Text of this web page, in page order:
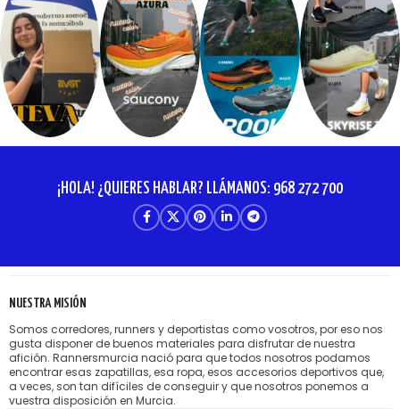
¡HOLA! ¿QUIERES HABLAR? LLÁMANOS: 968 272 700
NUESTRA MISIÓN
Somos corredores, runners y deportistas como vosotros, por eso nos
gusta disponer de buenos materiales para disfrutar de nuestra
afición. Rannersmurcia nació para que todos nosotros podamos
encontrar esas zapatillas, esa ropa, esos accesorios deportivos que,
a veces, son tan difíciles de conseguir y que nosotros ponemos a
vuestra disposición en Murcia.